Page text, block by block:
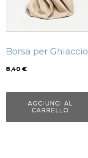
Borsa per Ghiaccio
8,40 €
AGGIUNGI AL
CARRELLO